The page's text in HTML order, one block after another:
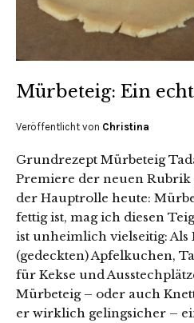
Mürbeteig: Ein
Veröffentlicht von Christina
Grundrezept Mürbeteig
Premiere der neuen Rubrik
der Hauptrolle heute:
fettig ist, mag ich diesen
ist unheimlich vielseitig: Als
(gedeckten) Apfelkuchen,
für Kekse und
Mürbeteig – oder auch
er wirklich gelingsicher –